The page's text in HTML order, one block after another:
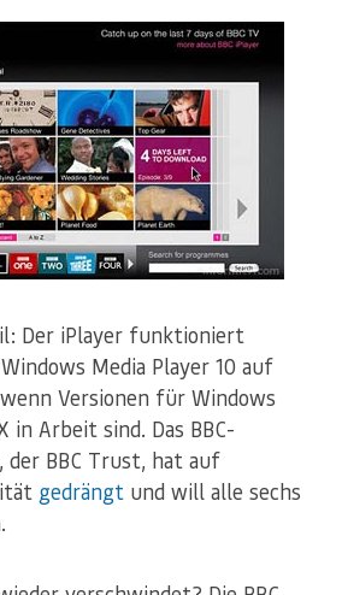
Der iPlayer funktioniert
Media Player 10 auf
Versionen für Windows
in Arbeit sind. Das BBC-
der BBC Trust, hat auf
gedrängt und will alle sechs